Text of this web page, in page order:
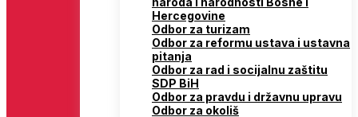
Hercegovine
Odbor za turizam
Odbor za reformu ustava i ustavna
pitanja
Odbor za rad i socijalnu zaštitu
SDP BiH
Odbor za pravdu i državnu upravu
Odbor za okoliš